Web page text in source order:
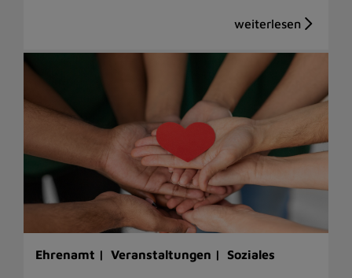
Ehrenamt | Veranstaltungen | Soziales